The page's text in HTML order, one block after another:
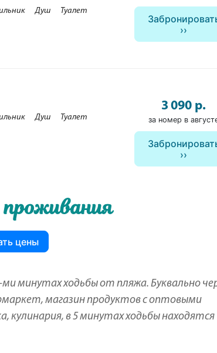
Душ Туалет
Душ Туалет
3 090 р.
за номер в
цены
минутах ходьбы от пляжа. Буквально
магазин продуктов с оптовыми
кулинария, в 5 минутах ходьбы находятся